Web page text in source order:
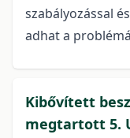
szabályozással
adhat a
Kibővített
megtartott 5.